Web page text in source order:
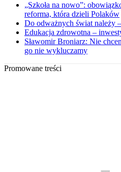
„Szkoła na nowo”:
reforma, która dzieli Polaków
Do odważnych świat należy
Edukacja zdrowotna –
Sławomir Broniarz: Nie
go nie wykluczamy
Promowane treści